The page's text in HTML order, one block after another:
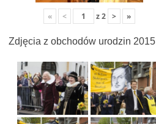
« < z2 > »
Zdjęcia z obchodów urodzin 2015